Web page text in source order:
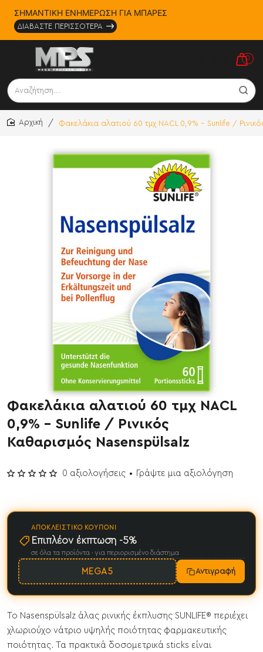
ΣΗΜΑΝΤΙΚΗ ΕΝΗΜΕΡΩΣΗ ΓΙΑ ΜΠΑΡΕΣ
ΔΙΑΒΑΣΤΕ ΠΕΡΙΣΣΟΤΕΡΑ
0
Αναζήτηση...
Φακελάκια αλατιού 60 τμχ NACL 0,9% - Sunlife /
Φακελάκια αλατιού 60 τμχ NACL
0,9% - Sunlife / Ρινικός
Καθαρισμός Nasenspülsalz
0 αξιολογήσεις • Γράψτε μια αξιολόγηση
ΑΠΟΚΛΕΙΣΤΙΚΌ ΚΟΥΠΌΝΙ
Επιπλέον έκπτωση -5%
σε όλα τα προϊόντα · για περιορισμένο διάστημα
MEGA5 Αντιγραφή
Το Nasenspülsalz άλας ρινικής έκπλυσης SUNLIFE® περιέχει
χλωριούχο νάτριο υψηλής ποιότητας φαρμακευτικής
ποιότητας. Τα πρακτικά δοσομετρικά sticks είναι